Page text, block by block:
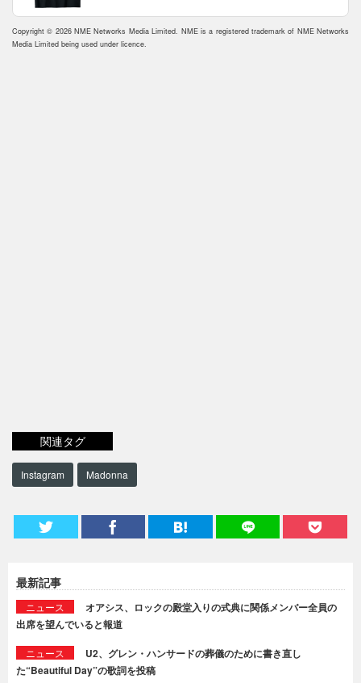
Copyright © 2026 NME Networks Media Limited. NME is a registered trademark of NME Networks
Media Limited being used under licence.
関連タグ
Instagram Madonna
最新記事
ニュース
オアシス、ロックの殿堂入りの式典に関係メンバー全員の
出席を望んでいると報道
ニュース
U2、グレン・ハンサードの葬儀のために書き直し
た“Beautiful Day”の歌詞を投稿